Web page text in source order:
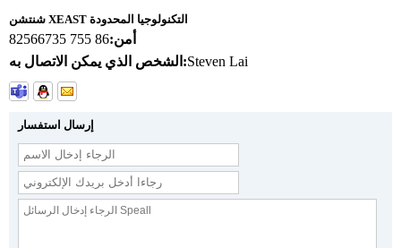
شنتشن XEAST التكنولوجيا المحدودة
أمن:86 755 82566735
الشخص الذي يمكن الاتصال به:Steven Lai
إرسال استفسار